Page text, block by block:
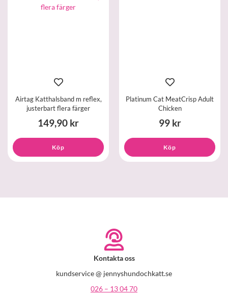
Airtag Katthalsband m reflex,
justerbart flera färger
149,90 kr
Köp
Platinum Cat MeatCrisp Adult
Chicken
99 kr
Köp
Kontakta oss
kundservice @ jennyshundochkatt.se
026 – 13 04 70